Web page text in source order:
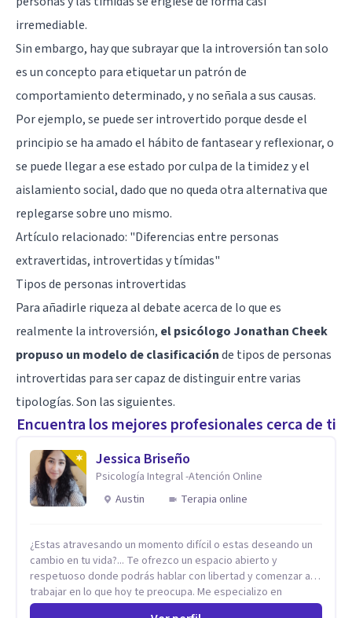
irremediable.
Sin embargo, hay que subrayar que la introversión tan solo
es un concepto para etiquetar un patrón de
comportamiento determinado, y no señala a sus causas.
Por ejemplo, se puede ser introvertido porque desde el
principio se ha amado el hábito de fantasear y reflexionar, o
se puede llegar a ese estado por culpa de la timidez y el
aislamiento social, dado que no queda otra alternativa que
replegarse sobre uno mismo.
Artículo relacionado: "Diferencias entre personas
extravertidas, introvertidas y tímidas"
Tipos de personas introvertidas
Para añadirle riqueza al debate acerca de lo que es
realmente la introversión, el psicólogo Jonathan Cheek
propuso un modelo de clasificaciónde tipos de personas
introvertidas para ser capaz de distinguir entre varias
tipologías. Son las siguientes.
Encuentra los mejores profesionales cerca de ti
Jessica Briseño
Psicología Integral -Atención Online
Austin
Terapia online
¿Estas atravesando un momento difícil o estas deseando un
cambio en tu vida?... Te ofrezco un espacio abierto y
respetuoso donde podrás hablar con libertad y comenzar a
trabajar en lo que hoy te preocupa. Me especializo en
Trastornos de Ansiedad y a lo largo de mi experiencia